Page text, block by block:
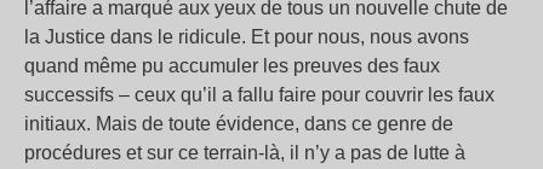
l’affaire a marqué aux yeux de tous un nouvelle chute de
la Justice dans le ridicule. Et pour nous, nous avons
quand même pu accumuler les preuves des faux
successifs – ceux qu’il a fallu faire pour couvrir les faux
initiaux. Mais de toute évidence, dans ce genre de
procédures et sur ce terrain-là, il n’y a pas de lutte à